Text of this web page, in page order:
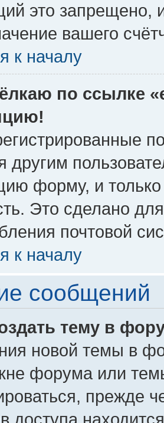
это запрещено,
вашего
к началу
по ссылке
другим
форму, и
Это сделано
почтовой
к началу
сообщений
тему в
новой темы в
форума или
прежде